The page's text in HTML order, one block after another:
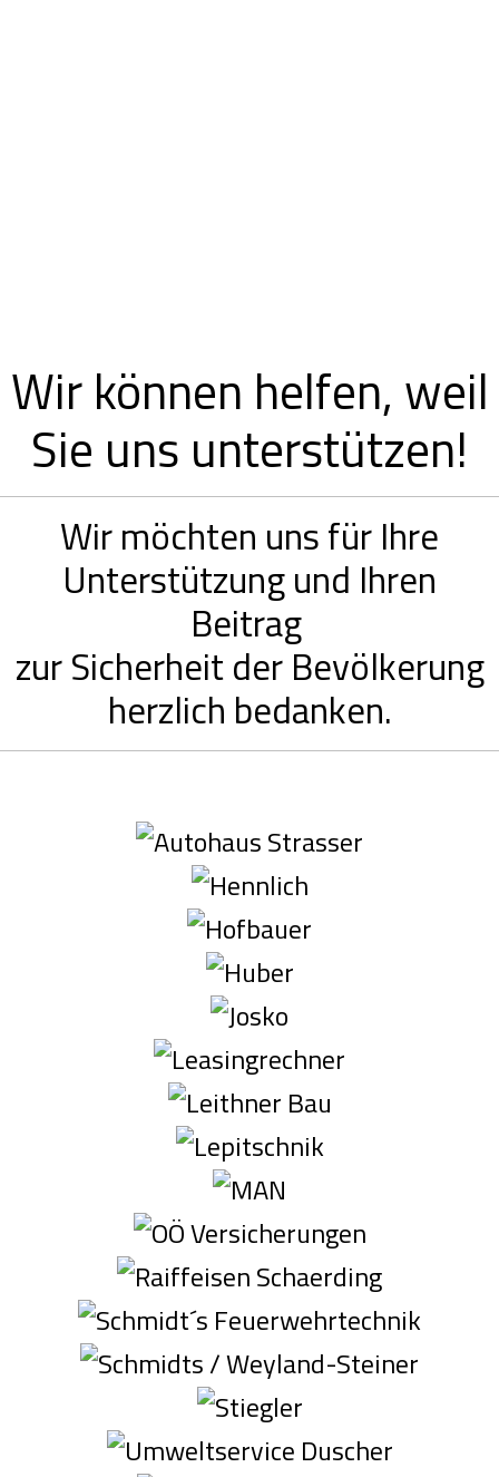
Wir können helfen, weil
Sie uns unterstützen!
Wir möchten uns für Ihre
Unterstützung und Ihren
Beitrag
zur Sicherheit der Bevölkerung
herzlich bedanken.